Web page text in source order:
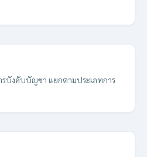
รบังคับบัญชา แยกตามประเภทการ